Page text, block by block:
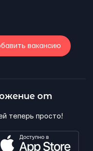
вакансию
от
теперь просто!